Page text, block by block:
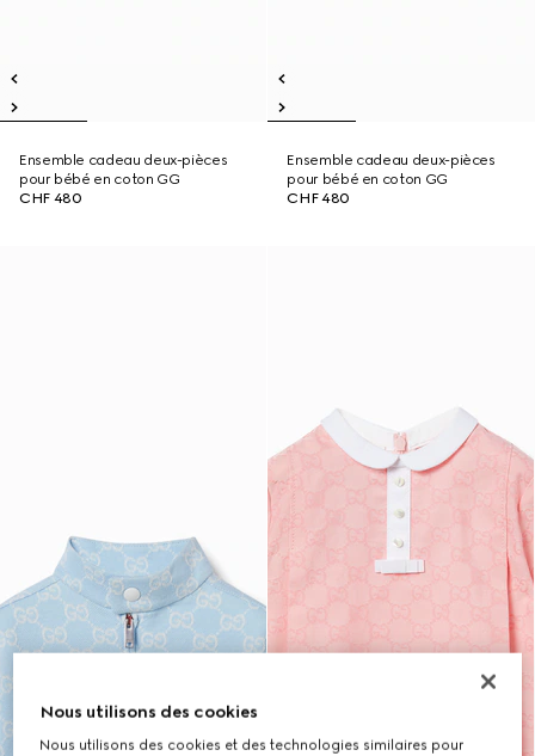
Ensemble cadeau deux-pièces
pour bébé en coton GG
CHF 480
Ensemble cadeau deux-pièces
pour bébé en coton GG
CHF 480
Nous utilisons des cookies
Nous utilisons des cookies et des technologies similaires pour